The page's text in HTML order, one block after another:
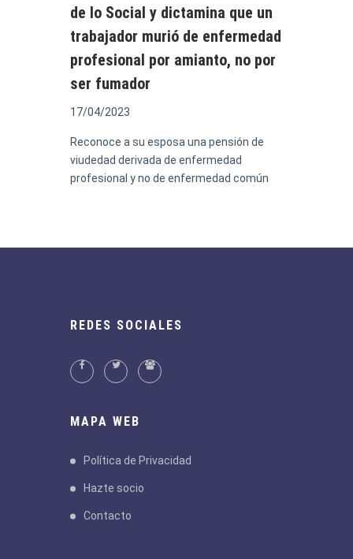
de lo Social y dictamina que un
trabajador murió de enfermedad
profesional por amianto, no por
ser fumador
17/04/2023
Reconoce a su esposa una pensión de
viudedad derivada de enfermedad
profesional y no de enfermedad común
REDES SOCIALES
MAPA WEB
Política de Privacidad
Hazte socio
Contacto